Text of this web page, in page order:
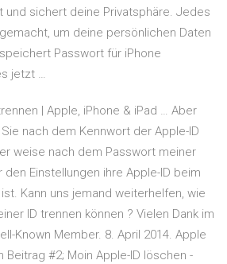
und sichert deine Privatsphäre. Jedes
um deine persönlichen Daten
Passwort für iPhone
jetzt …
| Apple, iPhone & iPad … Aber
nach dem Kennwort der Apple-ID
weise nach dem Passwort meiner
den Einstellungen ihre Apple-ID beim
Kann uns jemand weiterhelfen, wie
ID trennen können ? Vielen Dank im
Known Member. 8. April 2014. Apple
Beitrag #2; Moin Apple-ID löschen -